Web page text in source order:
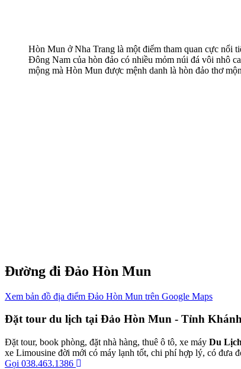
Hòn Mun ở Nha Trang là một điểm tham quan cực nổi
Đông Nam của hòn đảo có nhiều mỏm núi đá vôi nhô
mộng mà Hòn Mun được mệnh danh là hòn đảo thơ
Đường đi Đảo Hòn Mun
Xem bản đồ địa điểm Đảo Hòn Mun trên Google Maps
Đặt tour du lịch tại Đảo Hòn Mun - Tỉnh
Đặt tour, book phòng, đặt nhà hàng, thuê ô tô, xe máy Du
xe Limousine đời mới có máy lạnh tốt, chi phí hợp lý, có đưa
Gọi 038.463.1386